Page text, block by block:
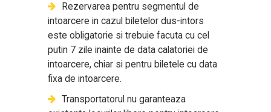
Rezervarea pentru segmentul de
intoarcere in cazul biletelor dus-intors
este obligatorie si trebuie facuta cu cel
putin 7 zile inainte de data calatoriei de
intoarcere, chiar si pentru biletele cu data
fixa de intoarcere.
Transportatorul nu garanteaza